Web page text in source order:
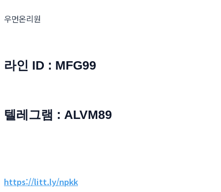
우먼온리원
라인 ID : MFG99
텔레그램 : ALVM89
https://litt.ly/npkk